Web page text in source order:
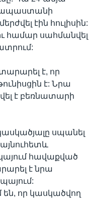
ապաստանի
էին հուլիսին:
համար սահմանվել
է, որ
է: Նրա
է բեռնատարի
սպանել
հավաքված
է նրա
որ կասկածվող